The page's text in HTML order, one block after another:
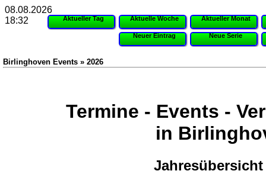
Aktueller Tag Aktuelle Woche Aktueller Monat
Neuer Eintrag Neue Serie
Birlinghoven Events » 2026
Termine - Events -
in
Jahresübersicht
08.08.2026
18:32